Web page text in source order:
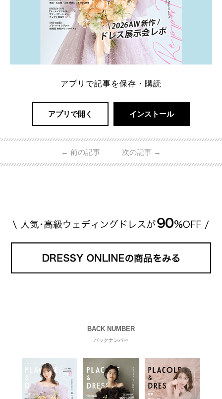
アプリで記事を保存・購読
アプリで開く インストール
← 前の記事 次の記事 →
BACK NUMBER
バックナンバー